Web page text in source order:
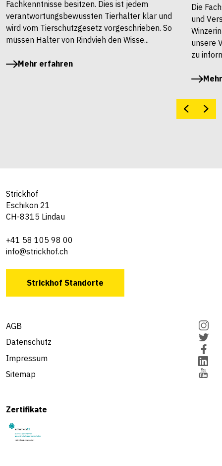
Fachkenntnisse besitzen. Dies ist jedem
verantwortungsbewussten Tierhalter klar und
wird vom Tierschutzgesetz vorgeschrieben. So
müssen Halter von Rindvieh den Wisse...
Mehr erfahren
Die
und
unsere
zu
Strickhof
Eschikon 21
CH-8315 Lindau
+41 58 105 98 00
info@strickhof.ch
Strickhof Standorte
AGB
Datenschutz
Impressum
Sitemap
Zertifikate